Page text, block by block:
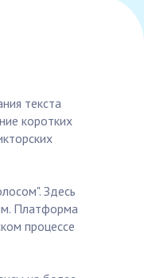
текста
коротких
Здесь
Платформа
процессе